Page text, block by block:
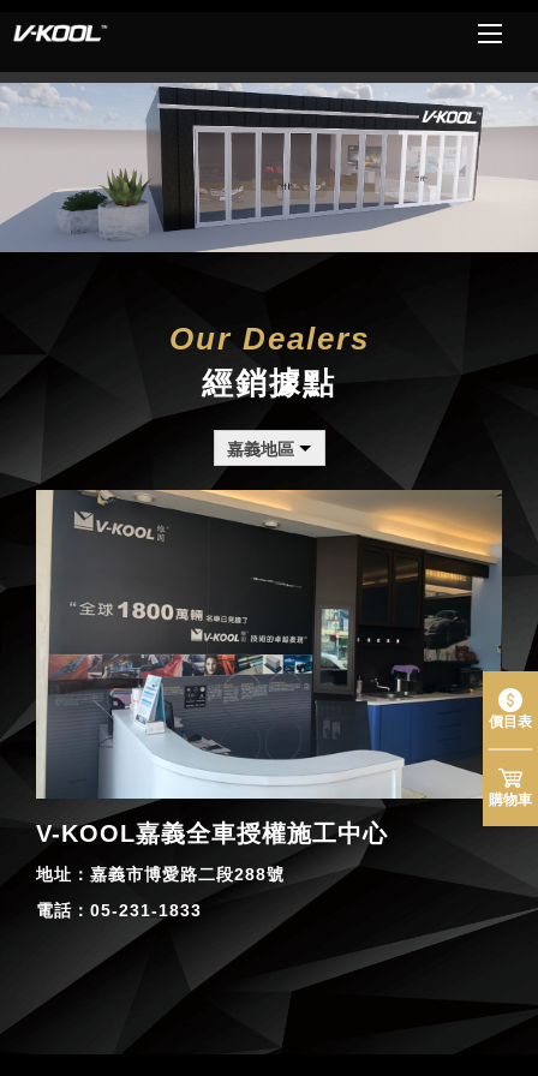
Our Dealers
經銷據點
V-KOOL嘉義全車授權施工中心
地址： 嘉義市博愛路二段288號
電話： 05-231-1833
價目表
購物車